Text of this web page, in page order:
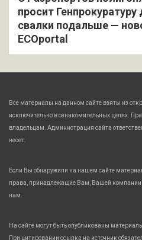
просит
свалки подальше —
ECOportal
Все материалы на данном сайте взяты из
исключительно в ознакомительных целях.
владельцам. Администрация сайта
несет.
Если Вы обнаружили на нашем сайте
права, принадлежащие Вам, Вашей компании
нам.
На сайте могут быть опубликованы
При цитировании ссылка на источник